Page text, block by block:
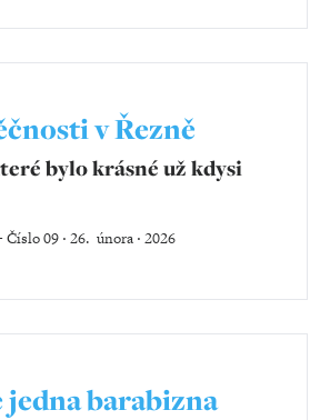
v Řezně
bylo krásné už kdysi
Číslo 09 ‧ 26. února ‧ 2026
jedna barabizna